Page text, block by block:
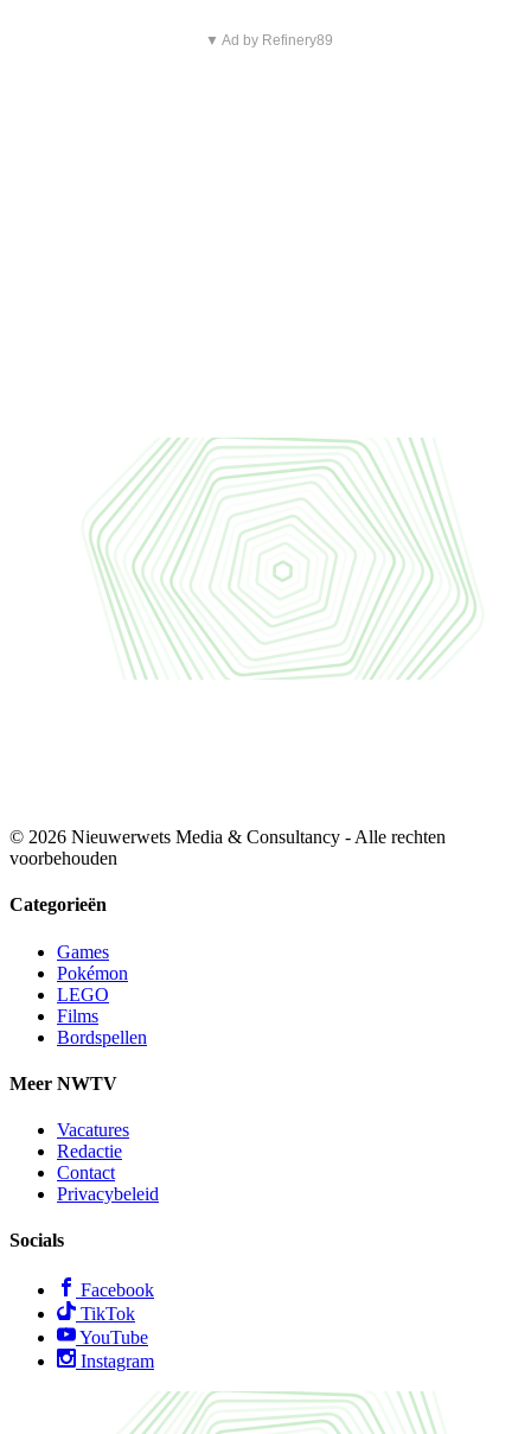
▼ Ad by Refinery89
© 2026 Nieuwerwets Media & Consultancy - Alle rechten
voorbehouden
Categorieën
Games
Pokémon
LEGO
Films
Bordspellen
Meer NWTV
Vacatures
Redactie
Contact
Privacybeleid
Socials
Facebook
TikTok
YouTube
Instagram